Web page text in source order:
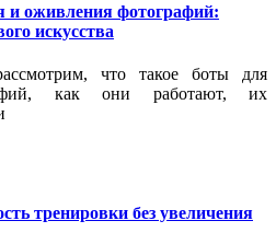
и оживления фотографий:
искусства
что такое боты для
как они работают, их
тренировки без увеличения